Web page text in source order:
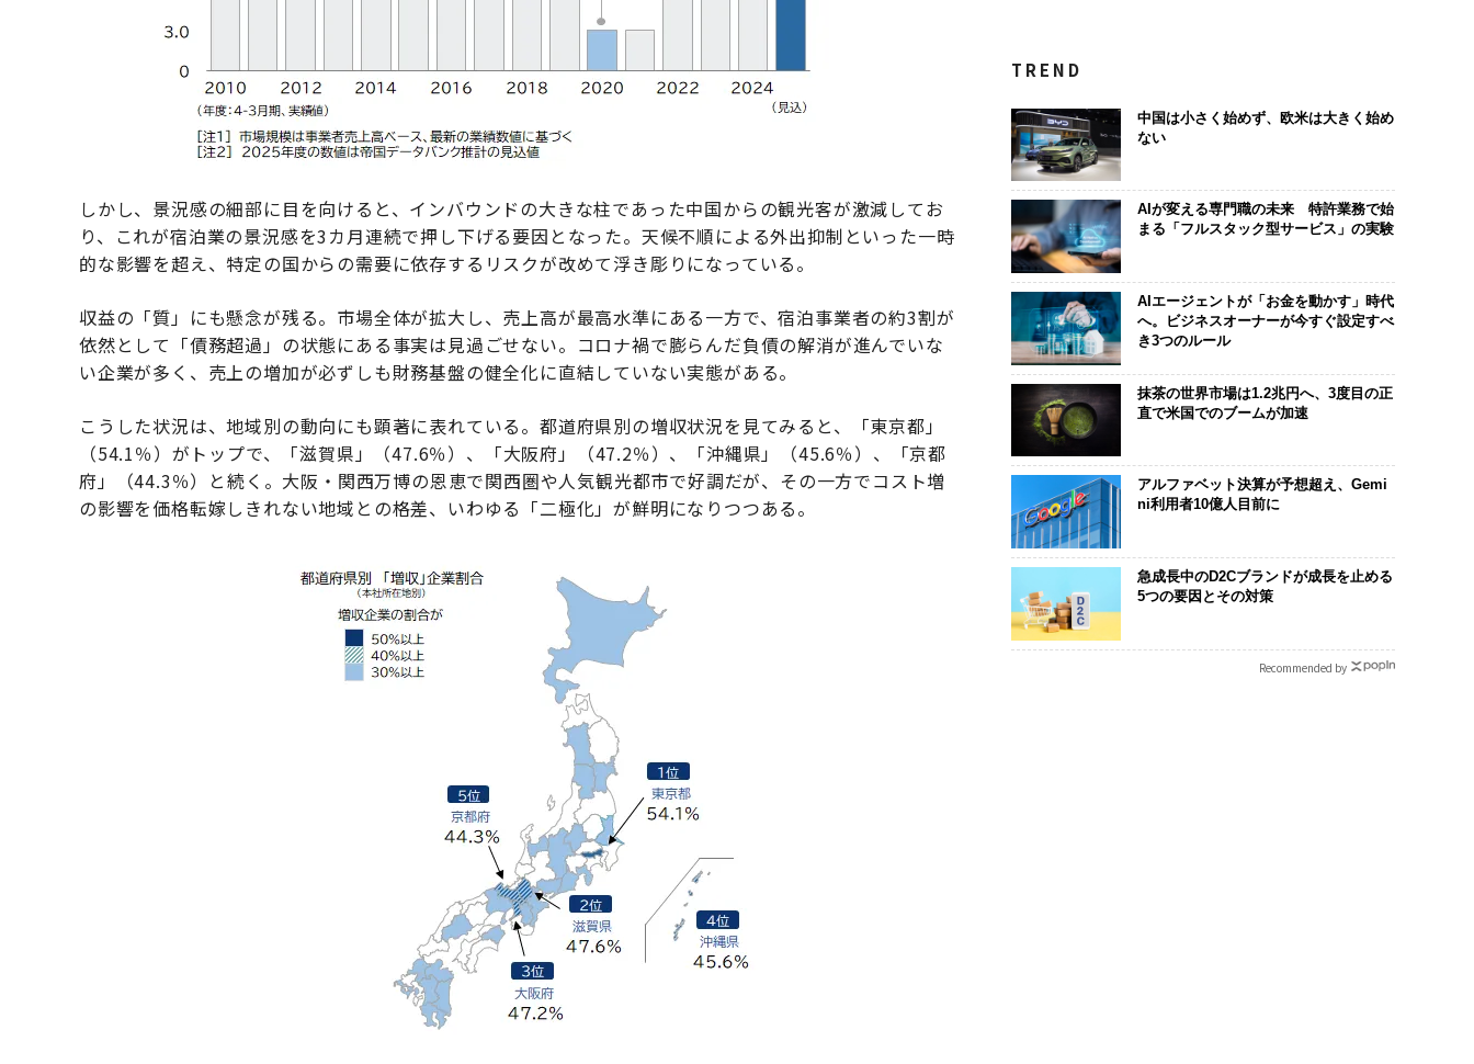
しかし、景況感の細部に目を向けると、インバウンドの大きな柱であった中国からの観光客が激減してお
り、これが宿泊業の景況感を3カ月連続で押し下げる要因となった。天候不順による外出抑制といった一時
的な影響を超え、特定の国からの需要に依存するリスクが改めて浮き彫りになっている。
収益の「質」にも懸念が残る。市場全体が拡大し、売上高が最高水準にある一方で、宿泊事業者の約3割が
依然として「債務超過」の状態にある事実は見過ごせない。コロナ禍で膨らんだ負債の解消が進んでいな
い企業が多く、売上の増加が必ずしも財務基盤の健全化に直結していない実態がある。
こうした状況は、地域別の動向にも顕著に表れている。都道府県別の増収状況を見てみると、「東京都」
（54.1％）がトップで、「滋賀県」（47.6％）、「大阪府」（47.2％）、「沖縄県」（45.6％）、「京都
府」（44.3％）と続く。大阪・関西万博の恩恵で関西圏や人気観光都市で好調だが、その一方でコスト増
の影響を価格転嫁しきれない地域との格差、いわゆる「二極化」が鮮明になりつつある。
TREND
中国は小さく始めず、欧米は大きく始め
ない
AIが変える専門職の未来 特許業務で始
まる「フルスタック型サービス」の実験
AIエージェントが「お金を動かす」時代
へ。ビジネスオーナーが今すぐ設定すべ
き3つのルール
抹茶の世界市場は1.2兆円へ、3度目の正
直で米国でのブームが加速
アルファベット決算が予想超え、Gemi
ni利用者10億人目前に
急成長中のD2Cブランドが成長を止める
5つの要因とその対策
Recommended by